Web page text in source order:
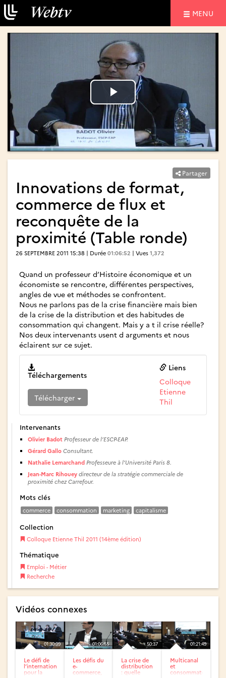
MENU
Lire
la
vidéo
Lire
la
vidéo
Partager
Innovations de format,
commerce de flux et
reconquête de la
proximité (Table ronde)
26 SEPTEMBRE 2011 15:38 | Durée 01:06:52 | Vues 1,372
Quand un professeur d’Histoire économique et un
économiste se rencontre, différentes perspectives,
angles de vue et méthodes se confrontent.
Nous ne parlons pas de la crise financière mais bien
de la crise de la distribution et des habitudes de
consommation qui changent. Mais y a t il crise réelle?
Nos deux intervenants usent d arguments et nous
éclairent sur ce sujet.
Téléchargements
Télécharger
Liens
Colloque
Etienne
Thil
Intervenants
Olivier Badot Professeur de l’ESCP-­EAP.
Gérard Gallo Consultant.
Nathalie Lemarchand Professeure à l’Université Paris 8.
Jean-­Marc Rihouey directeur de la stratégie commerciale de
proximité chez Carrefour.
Mots clés
commerce consommation marketing capitalisme
Collection
Colloque Etienne Thil 2011 (14ème édition)
Thématique
Emploi - Métier
Recherche
Vidéos connexes
01:30:09
Le défi de
l’international
pour la
01:06:55
Les défis du
e-
commerce,
50:37
La crise de
distribution
: quelle
01:21:49
Multicanal
et
consommateurs